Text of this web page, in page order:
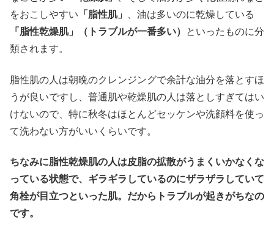
をおこしやすい 「脂性肌」
、油は多いのに乾燥している
「脂性乾燥肌」（トラブルが一番多い）
といったものに分
類されます。
脂性肌の人は朝晩のクレンジングで余計な油分を落とすほ
うが良いですし、普通肌や乾燥肌の人は落としすぎてはい
けないので、特に秋冬はほとんどセッケンや洗顔料を使っ
て洗わない方がいいくらいです。
ちなみに脂性乾燥肌の人は皮脂の拡散がうまくいかなくな
っている状態で、ギラギラしているのにザラザラしていて
角栓が目立つといった肌。だからトラブルが起きがちなの
です。